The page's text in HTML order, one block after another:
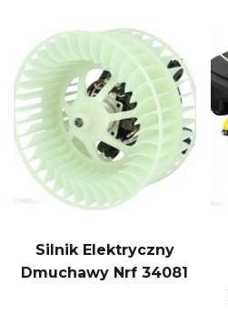
Silnik Elektryczny
Dmuchawy Nrf 34081